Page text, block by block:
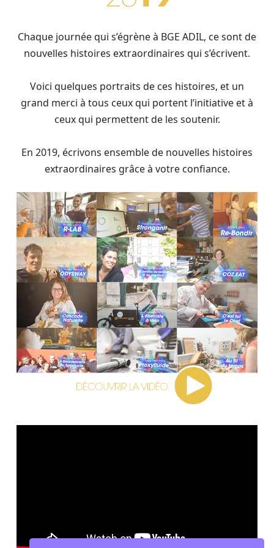
Chaque journée qui s’égrène à BGE ADIL, ce sont de
nouvelles histoires extraordinaires qui s’écrivent.
Voici quelques portraits de ces histoires, et un
grand merci à tous ceux qui portent l’initiative et à
ceux qui permettent de les soutenir.
En 2019, écrivons ensemble de nouvelles histoires
extraordinaires grâce à votre confiance.